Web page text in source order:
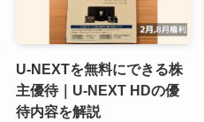
U-NEXTを無料にできる株
主優待｜U-NEXT HDの優
待内容を解説